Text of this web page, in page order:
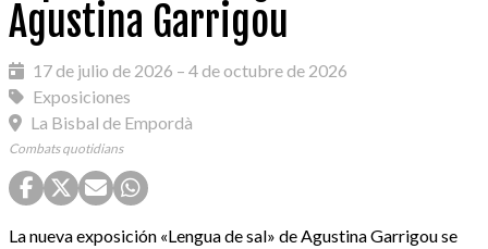
Agustina Garrigou
17 de julio de 2026 – 4 de octubre de 2026
Exposiciones
La Bisbal de Empordà
Combats quotidians
La nueva exposición «Lengua de sal» de Agustina Garrigou se